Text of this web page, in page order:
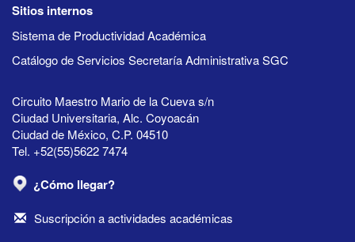
Sitios internos
Sistema de Productividad Académica
Catálogo de Servicios Secretaría Administrativa SGC
Circuito Maestro Mario de la Cueva s/n
Ciudad Universitaria, Alc. Coyoacán
Ciudad de México, C.P. 04510
Tel. +52(55)5622 7474
¿Cómo llegar?
Suscripción a actividades académicas